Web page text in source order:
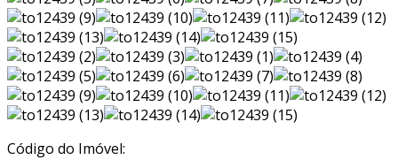
Código do Imóvel: